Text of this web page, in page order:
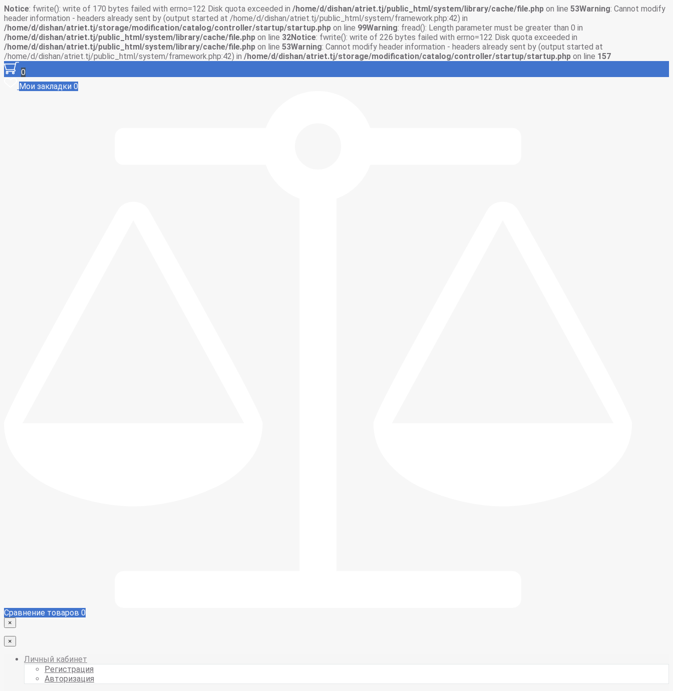
Notice: fwrite(): write of 170 bytes failed with errno=122 Disk quota exceeded in /home/d/dishan/atriet.tj/public_html/system/library/cache/file.php on line 53Warning: Cannot modify
header information - headers already sent by (output started at /home/d/dishan/atriet.tj/public_html/system/framework.php:42) in
/home/d/dishan/atriet.tj/storage/modification/catalog/controller/startup/startup.php on line 99Warning: fread(): Length parameter must be greater than 0 in
/home/d/dishan/atriet.tj/public_html/system/library/cache/file.php on line 32Notice: fwrite(): write of 226 bytes failed with errno=122 Disk quota exceeded in
/home/d/dishan/atriet.tj/public_html/system/library/cache/file.php on line 53Warning: Cannot modify header information - headers already sent by (output started at
/home/d/dishan/atriet.tj/public_html/system/framework.php:42) in /home/d/dishan/atriet.tj/storage/modification/catalog/controller/startup/startup.php on line 157
0
Мои закладки 0
Сравнение товаров 0
×
×
Личный кабинет
Регистрация
Авторизация